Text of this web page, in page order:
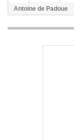
Antoine de Padoue